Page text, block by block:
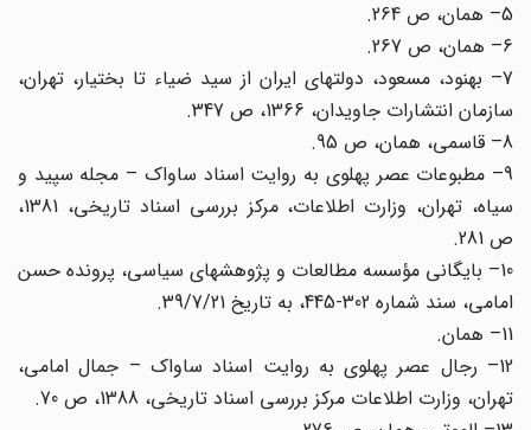
7– بهنود، مسعود، دولتهای ایران از سید ضیاء تا بختیار، تهران،
سازمان انتشارات جاویدان، 1366، ص 347.
9– مطبوعات عصر پهلوی به روایت اسناد ساواک – مجله سپید و
سیاه، تهران، وزارت اطلاعات، مرکز بررسی اسناد تاریخی، 1381،
ص 281.
10– بایگانی مؤسسه مطالعات و پژوهشهای سیاسی، پرونده حسن
امامی، سند شماره 302-445، به تاریخ 39/7/21.
12– رجال عصر پهلوی به روایت اسناد ساواک – جمال امامی،
تهران، وزارت اطلاعات مرکز بررسی اسناد تاریخی، 1388، ص 70.